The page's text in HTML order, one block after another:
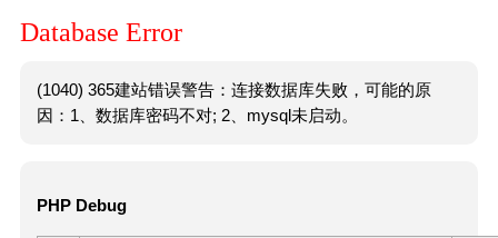
Database Error
(1040) 365建站错误警告：连接数据库失败，可能的原
因：1、数据库密码不对; 2、mysql未启动。
PHP Debug